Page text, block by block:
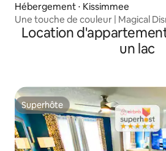
Hébergement ⋅ Kissimmee
Une touche de couleur | Magical
Location
un lac
Superhôte
Superhôte